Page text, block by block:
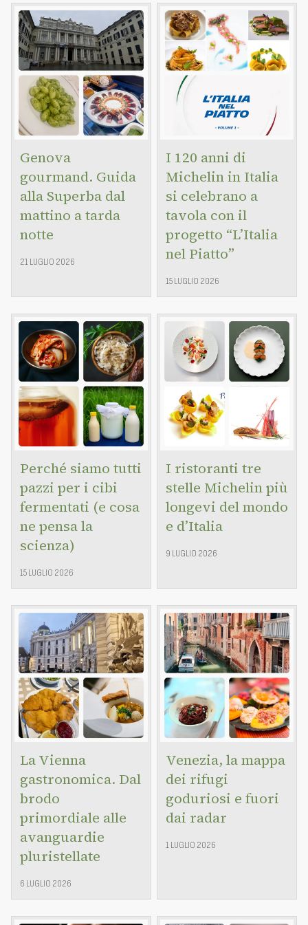
Genova
gourmand. Guida
alla Superba dal
mattino a tarda
notte
21 LUGLIO 2026
I 120 anni di
Michelin in Italia
si celebrano a
tavola con il
progetto “L’Italia
nel Piatto”
15 LUGLIO 2026
Perché siamo tutti
pazzi per i cibi
fermentati (e cosa
ne pensa la
scienza)
15 LUGLIO 2026
I ristoranti tre
stelle Michelin più
longevi del mondo
e d’Italia
9 LUGLIO 2026
La Vienna
gastronomica. Dal
brodo
primordiale alle
avanguardie
pluristellate
6 LUGLIO 2026
Venezia, la mappa
dei rifugi
goduriosi e fuori
dai radar
1 LUGLIO 2026